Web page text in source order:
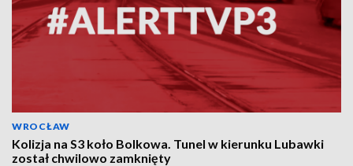
WROCŁAW
Kolizja na S3 koło Bolkowa. Tunel w kierunku Lubawki
został chwilowo zamknięty